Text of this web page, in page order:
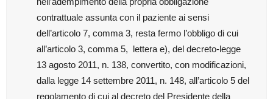
contrattuale assunta con il paziente ai sensi
dell’articolo 7, comma 3, resta fermo l’obbligo di cui
all’articolo 3, comma 5, lettera e), del decreto-legge
13 agosto 2011, n. 138, convertito, con modificazioni,
dalla legge 14 settembre 2011, n. 148, all’articolo 5 del
regolamento di cui al decreto del Presidente della